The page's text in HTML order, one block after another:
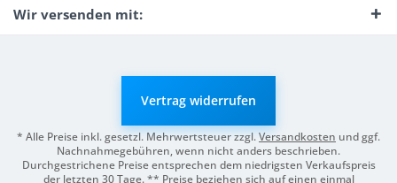
Wir versenden mit:
Vertrag widerrufen
* Alle Preise inkl. gesetzl. Mehrwertsteuer zzgl.Versandkosten und ggf.
Nachnahmegebühren, wenn nicht anders beschrieben.
Durchgestrichene Preise entsprechen dem niedrigsten Verkaufspreis
der letzten 30 Tage. ** Preise beziehen sich auf einen einmal